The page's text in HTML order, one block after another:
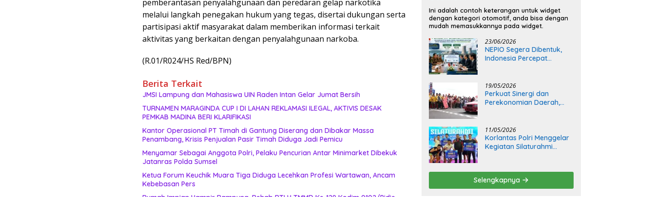
pemberantasan penyalahgunaan dan peredaran gelap narkotika
melalui langkah penegakan hukum yang tegas, disertai dukungan serta
partisipasi aktif masyarakat dalam memberikan informasi terkait
aktivitas yang berkaitan dengan penyalahgunaan narkoba.
(R.01/R024/HS Red/BPN)
Berita Terkait
JMSI Lampung dan Mahasiswa UIN Raden Intan Gelar Jumat Bersih
TURNAMEN MARAGINDA CUP I DI LAHAN REKLAMASI ILEGAL, AKTIVIS DESAK
PEMKAB MADINA BERI KLARIFIKASI
Kantor Operasional PT Timah di Gantung Diserang dan Dibakar Massa
Penambang, Krisis Penjualan Pasir Timah Diduga Jadi Pemicu
Menyamar Sebagai Anggota Polri, Pelaku Pencurian Antar Minimarket Dibekuk
Jatanras Polda Sumsel
Ketua Forum Keuchik Muara Tiga Diduga Lecehkan Profesi Wartawan, Ancam
Kebebasan Pers
Ini adalah contoh keterangan untuk widget
dengan kategori otomotif, anda bisa dengan
mudah memasukkannya pada widget.
23/06/2026
NEPIO Segera Dibentuk,
Indonesia Percepat
Nuklir
19/05/2026
Perkuat Sinergi dan
Perekonomian Daerah,
2026
11/05/2026
Korlantas Polri Menggelar
Kegiatan Silaturahmi
Selengkapnya